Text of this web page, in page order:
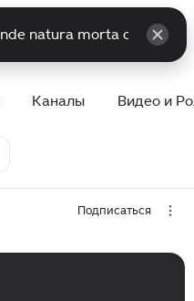
Каналы Видео и
Подписаться